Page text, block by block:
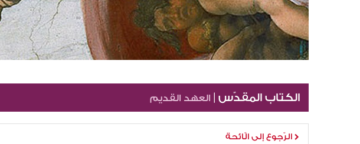
الكتاب المقدّس | العهد القديم
الرّجوع إلى الّائحة